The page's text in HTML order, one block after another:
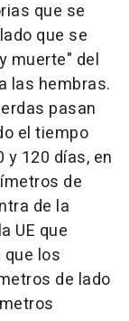
que se
que se
muerte" del
las hembras.
pasan
el tiempo
120 días, en
de
de la
UE que
los
de lado